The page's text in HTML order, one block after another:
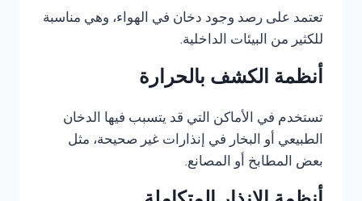
تعتمد على رصد وجود دخان في الهواء، وهي مناسبة
للكثير من البيئات الداخلية.
أنظمة الكشف بالحرارة
تستخدم في الأماكن التي قد يتسبب فيها الدخان
الطبيعي أو البخار في إنذارات غير صحيحة، مثل
بعض المطابخ أو المصانع.